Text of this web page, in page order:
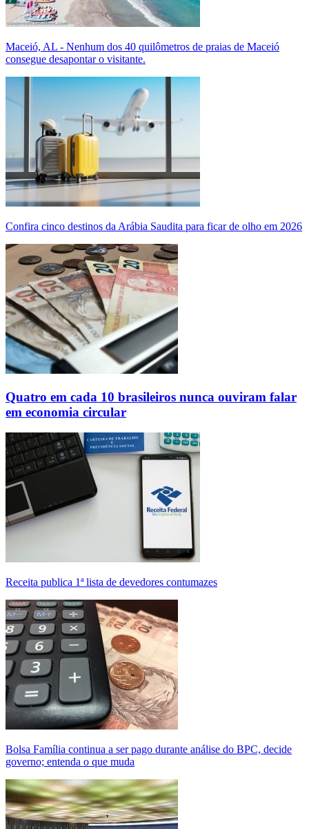
Maceió, AL - Nenhum dos 40 quilômetros de praias de Maceió
consegue desapontar o visitante.
Confira cinco destinos da Arábia Saudita para ficar de olho em 2026
Quatro em cada 10 brasileiros nunca ouviram falar
em economia circular
Receita publica 1ª lista de devedores contumazes
Bolsa Família continua a ser pago durante análise do BPC, decide
governo; entenda o que muda